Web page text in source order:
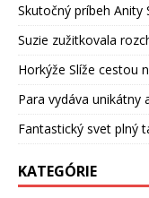
Skutočný príbeh Anity
Suzie zužitkovala
Horkýže Slíže cestou
Para vydáva unikátny
Fantastický svet plný
KATEGÓRIE